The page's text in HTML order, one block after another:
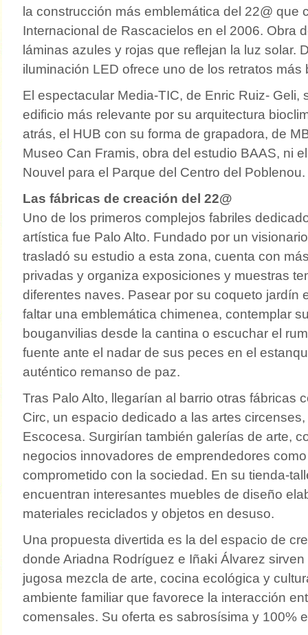
la construcción más emblemática del 22@ que
Internacional de Rascacielos en el 2006. Obra
láminas azules y rojas que reflejan la luz solar.
iluminación LED ofrece uno de los retratos más
El espectacular Media-TIC, de Enric Ruiz- Geli,
edificio más relevante por su arquitectura
atrás, el HUB con su forma de grapadora, de
Museo Can Framis, obra del estudio BAAS, ni
Nouvel para el Parque del Centro del Poblenou.
Las fábricas de creación del 22@
Uno de los primeros complejos fabriles
artística fue Palo Alto. Fundado por un
trasladó su estudio a esta zona, cuenta con
privadas y organiza exposiciones y muestras
diferentes naves. Pasear por su coqueto jardín
faltar una emblemática chimenea, contemplar
bouganvilias desde la cantina o escuchar el
fuente ante el nadar de sus peces en el
auténtico remanso de paz.
Tras Palo Alto, llegarían al barrio otras fábricas
Circ, un espacio dedicado a las artes
Escocesa. Surgirían también galerías de arte,
negocios innovadores de emprendedores
comprometido con la sociedad. En su tienda-
encuentran interesantes muebles de diseño
materiales reciclados y objetos en desuso.
Una propuesta divertida es la del espacio de
donde Ariadna Rodríguez e Iñaki Álvarez
jugosa mezcla de arte, cocina ecológica y
ambiente familiar que favorece la interacción
comensales. Su oferta es sabrosísima y 100%